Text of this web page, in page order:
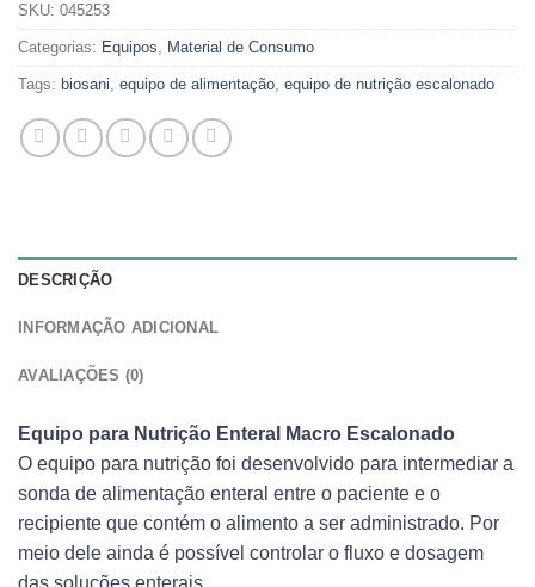
SKU: 045253
Categorias: Equipos, Material de Consumo
Tags: biosani, equipo de alimentação, equipo de nutrição escalonado
DESCRIÇÃO
INFORMAÇÃO ADICIONAL
AVALIAÇÕES (0)
Equipo para Nutrição Enteral Macro Escalonado
O equipo para nutrição foi desenvolvido para intermediar a
sonda de alimentação enteral entre o paciente e o
recipiente que contém o alimento a ser administrado. Por
meio dele ainda é possível controlar o fluxo e dosagem